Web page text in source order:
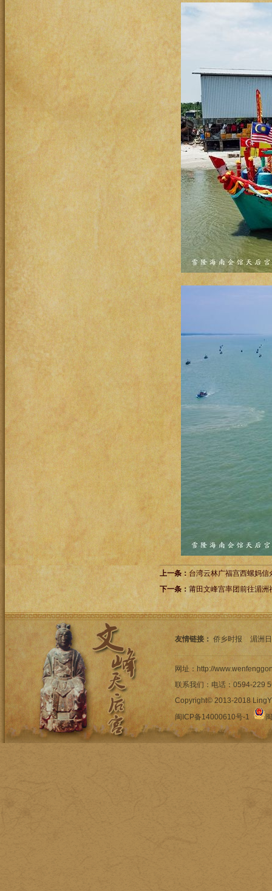
上一条： 台湾云林广福宫西螺妈
下一条：莆田文峰宫率团前往湄洲
友情链接： 侨乡时报 湄洲
网址：http://
联系我们：电话：0594-
Copyright© 2013-2018
闽ICP备14000610号-1